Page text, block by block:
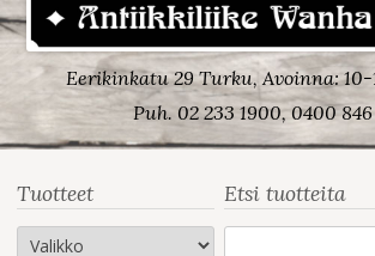
Eerikinkatu 29 Turku, Avoinna: 10-
Puh. 02 233 1900, 0400 846
Tuotteet Etsi tuotteita